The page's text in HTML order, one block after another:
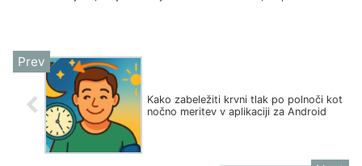
Kako zabeležiti krvni tlak po polnoči kot
nočno meritev v aplikaciji za Android